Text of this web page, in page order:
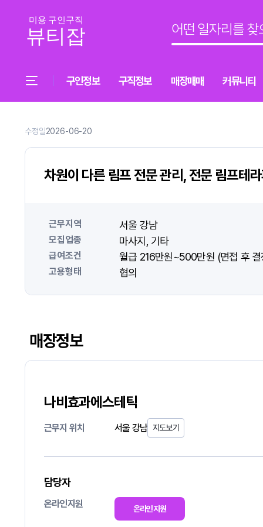
구인정보 구직정보 매장매매 커뮤니티
수정일2026-06-20
차원이 다른 림프 전문 관리, 전문 림프테
근무지역 서울 강남
모집업종 마사지 기타
급여조건 월급 216만원~500만원 (면접 후 결
고용형태 협의
매장정보
나비효과에스테틱
근무지 위치 서울 강남 지도보기
담당자
온라인지원 온라인지원